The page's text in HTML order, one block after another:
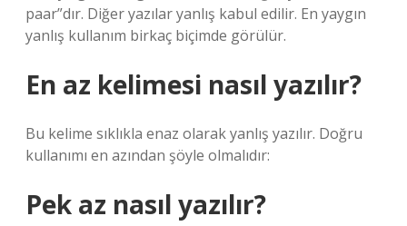
paar”dır. Diğer yazılar yanlış kabul edilir. En yaygın
yanlış kullanım birkaç biçimde görülür.
En az kelimesi nasıl yazılır?
Bu kelime sıklıkla enaz olarak yanlış yazılır. Doğru
kullanımı en azından şöyle olmalıdır:
Pek az nasıl yazılır?